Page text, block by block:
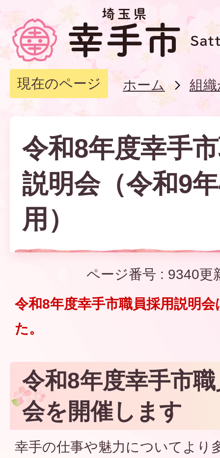
現在のページ ホーム 組
令和8年度幸手
説明会（令和9
用）
ページ番号 : 9340更
令和8年度幸手市職員採用説明
た。
令和8年度幸手市
会を開催します
幸手の仕事や魅力についてより